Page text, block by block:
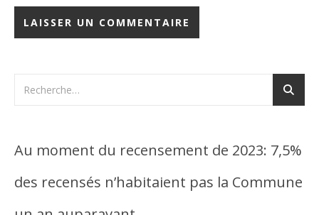
Au moment du recensement de 2023: 7,5%
des recensés n’habitaient pas la Commune